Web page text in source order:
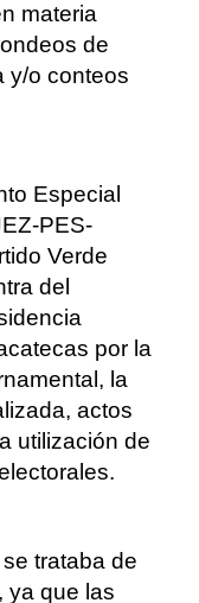
materia
de
y/o conteos
Especial
PES-
Verde
del
por la
la
actos
utilización de
trataba de
ya que las